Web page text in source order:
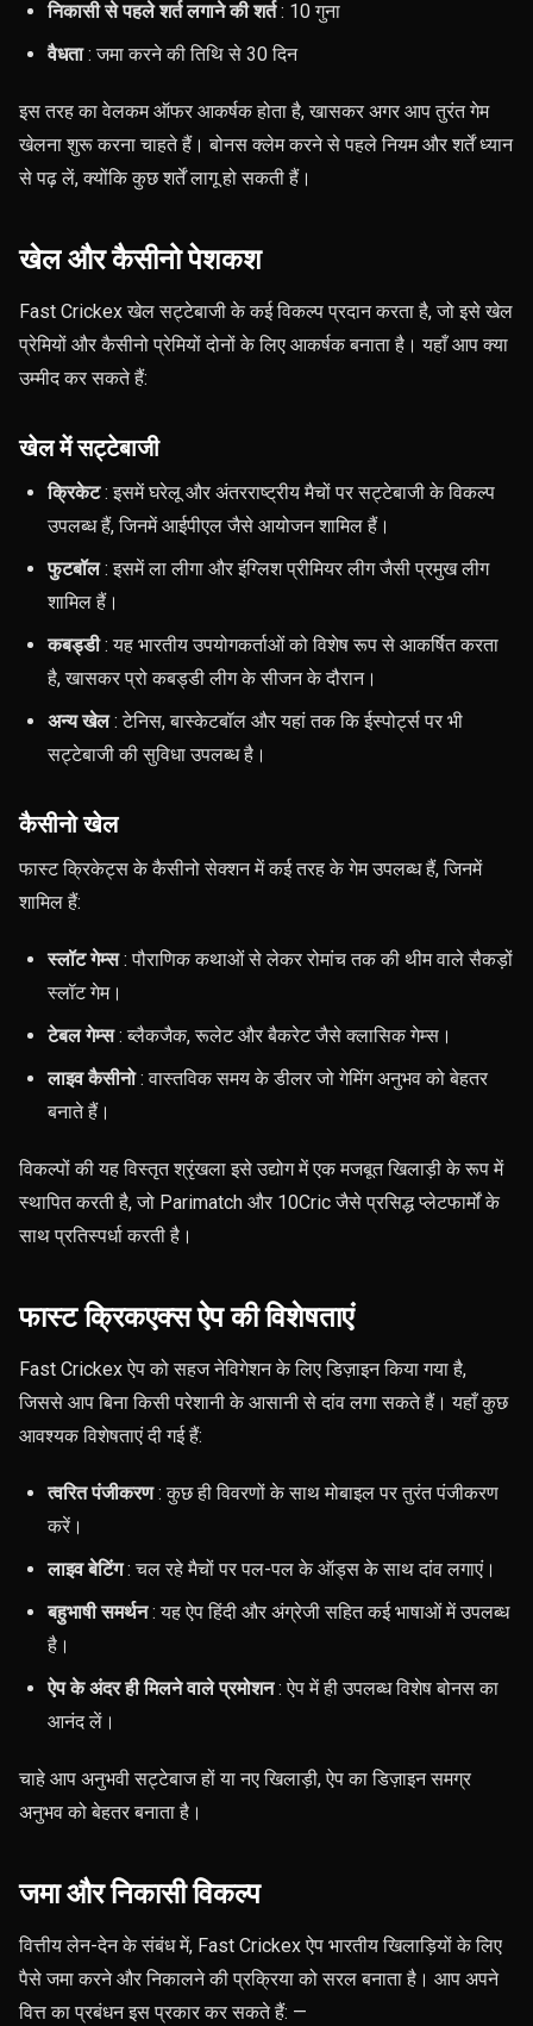
निकासी से पहले शर्त लगाने की शर्त: 10 गुना
वैधता: जमा करने की तिथि से 30 दिन
इस तरह का वेलकम ऑफर आकर्षक होता है, खासकर अगर आप तुरंत गेम
खेलना शुरू करना चाहते हैं। बोनस क्लेम करने से पहले नियम और शर्तें ध्यान
से पढ़ लें, क्योंकि कुछ शर्तें लागू हो सकती हैं।
खेल और कैसीनो पेशकश
Fast Crickex खेल सट्टेबाजी के कई विकल्प प्रदान करता है, जो इसे खेल
प्रेमियों और कैसीनो प्रेमियों दोनों के लिए आकर्षक बनाता है। यहाँ आप क्या
उम्मीद कर सकते हैं:
खेल में सट्टेबाजी
क्रिकेट: इसमें घरेलू और अंतरराष्ट्रीय मैचों पर सट्टेबाजी के विकल्प
उपलब्ध हैं, जिनमें आईपीएल जैसे आयोजन शामिल हैं।
फुटबॉल: इसमें ला लीगा और इंग्लिश प्रीमियर लीग जैसी प्रमुख लीग
शामिल हैं।
कबड्डी: यह भारतीय उपयोगकर्ताओं को विशेष रूप से आकर्षित करता
है, खासकर प्रो कबड्डी लीग के सीजन के दौरान।
अन्य खेल: टेनिस, बास्केटबॉल और यहां तक ​​कि ईस्पोर्ट्स पर भी
सट्टेबाजी की सुविधा उपलब्ध है।
कैसीनो खेल
फास्ट क्रिकेट्स के कैसीनो सेक्शन में कई तरह के गेम उपलब्ध हैं, जिनमें
शामिल हैं:
स्लॉट गेम्स: पौराणिक कथाओं से लेकर रोमांच तक की थीम वाले सैकड़ों
स्लॉट गेम।
टेबल गेम्स: ब्लैकजैक, रूलेट और बैकरेट जैसे क्लासिक गेम्स।
लाइव कैसीनो: वास्तविक समय के डीलर जो गेमिंग अनुभव को बेहतर
बनाते हैं।
विकल्पों की यह विस्तृत श्रृंखला इसे उद्योग में एक मजबूत खिलाड़ी के रूप में
स्थापित करती है, जो Parimatch और 10Cric जैसे प्रसिद्ध प्लेटफार्मों के
साथ प्रतिस्पर्धा करती है।
फास्ट क्रिकएक्स ऐप की विशेषताएं
Fast Crickex ऐप को सहज नेविगेशन के लिए डिज़ाइन किया गया है,
जिससे आप बिना किसी परेशानी के आसानी से दांव लगा सकते हैं। यहाँ कुछ
आवश्यक विशेषताएं दी गई हैं:
त्वरित पंजीकरण: कुछ ही विवरणों के साथ मोबाइल पर तुरंत पंजीकरण
करें।
लाइव बेटिंग: चल रहे मैचों पर पल-पल के ऑड्स के साथ दांव लगाएं।
बहुभाषी समर्थन: यह ऐप हिंदी और अंग्रेजी सहित कई भाषाओं में उपलब्ध
है।
ऐप के अंदर ही मिलने वाले प्रमोशन: ऐप में ही उपलब्ध विशेष बोनस का
आनंद लें।
चाहे आप अनुभवी सट्टेबाज हों या नए खिलाड़ी, ऐप का डिज़ाइन समग्र
अनुभव को बेहतर बनाता है।
जमा और निकासी विकल्प
वित्तीय लेन-देन के संबंध में, Fast Crickex ऐप भारतीय खिलाड़ियों के लिए
पैसे जमा करने और निकालने की प्रक्रिया को सरल बनाता है। आप अपने
वित्त का प्रबंधन इस प्रकार कर सकते हैं: —